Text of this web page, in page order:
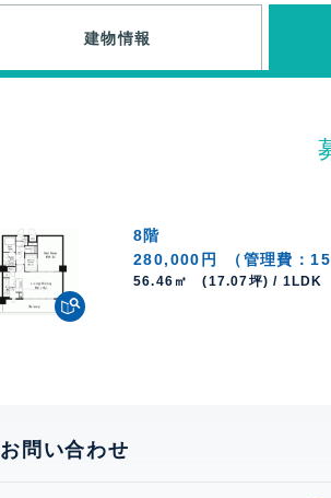
建物情報
8階
280,000円
（管理費：
56.46㎡ (17.07坪) / 1LDK
お問い合わせ